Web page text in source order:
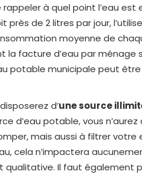
à quel point l’eau est
de 2 litres par jour,
moyenne de
la facture d’eau par ménage
potable municipale peut
d’une source
d’eau potable, vous n’aurez
mais aussi à filtrer votre
cela n’impactera
Il faut également